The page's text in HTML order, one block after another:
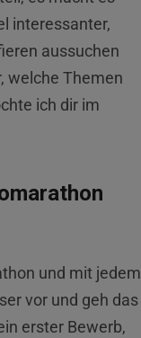
interessanter,
aussuchen
welche Themen
ich dir im
und mit jedem
vor und geh das
erster Bewerb,